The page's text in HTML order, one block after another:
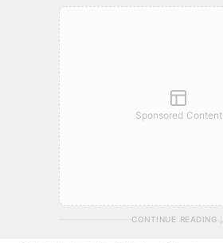
Sponsored Content
CONTINUE READING